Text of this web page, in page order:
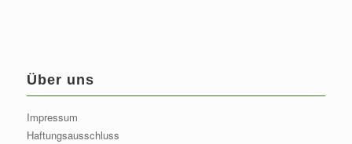
Über uns
Impressum
Haftungsausschluss